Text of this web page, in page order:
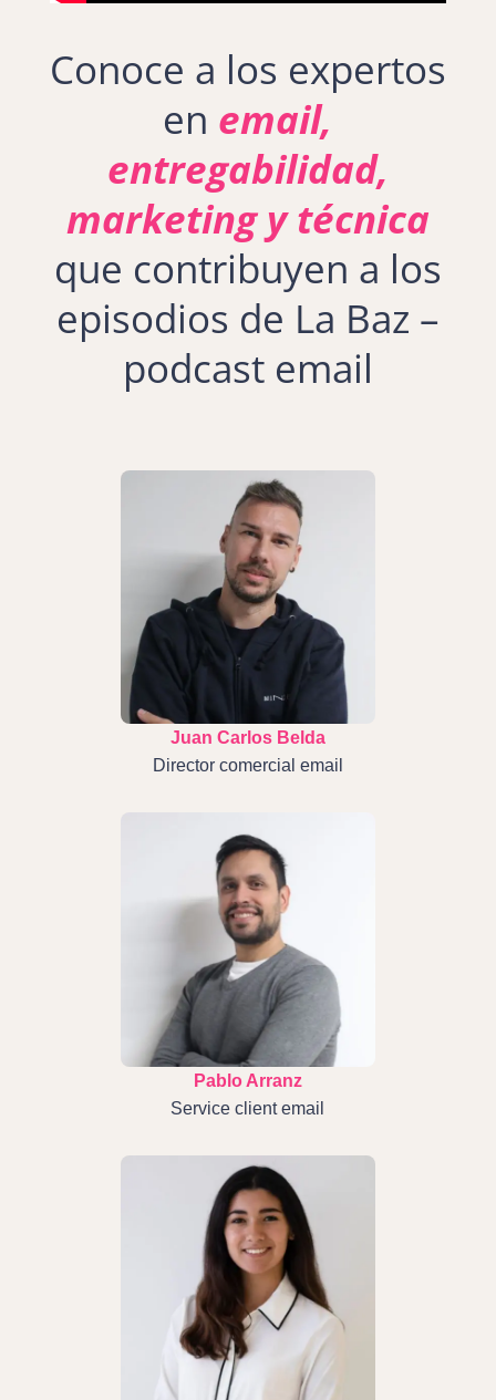
Conoce a los expertos
en email,
entregabilidad,
marketing y técnica
que contribuyen a los
episodios de La Baz –
podcast email
Juan Carlos Belda
Director comercial email
Pablo Arranz
Service client email